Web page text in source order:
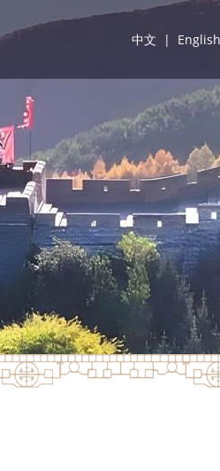
中文 | English